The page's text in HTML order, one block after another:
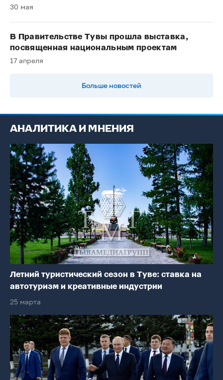
30 мая
В Правительстве Тувы прошла выставка,
посвященная национальным проектам
17 апреля
Больше новостей
АНАЛИТИКА И МНЕНИЯ
Летний туристический сезон в Туве: ставка на
автотуризм и креативные индустрии
25 марта